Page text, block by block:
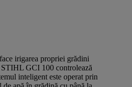
irigarea propriei grădini
GCI 100 controlează
inteligent este operat prin